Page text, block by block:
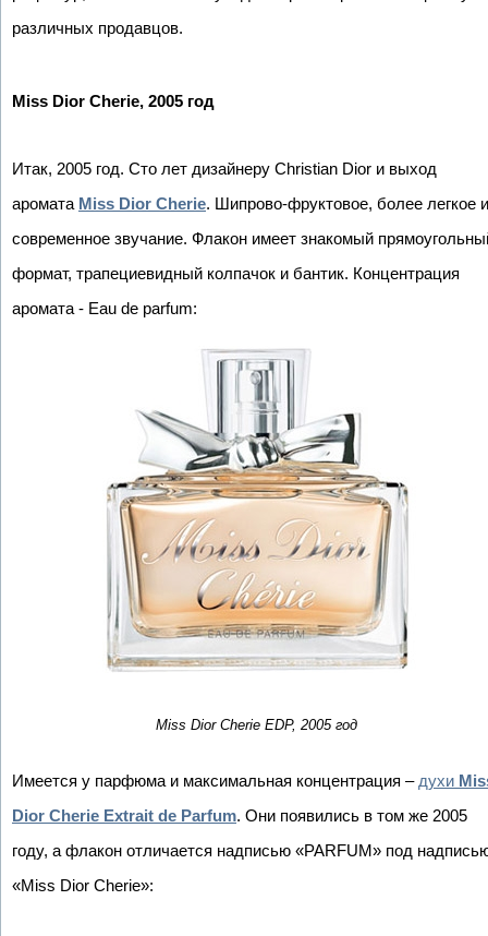
различных продавцов.
Miss Dior Cherie, 2005 год
Итак, 2005 год. Сто лет дизайнеру Christian Dior и выход
аромата Miss Dior Cherie. Шипрово-фруктовое, более легкое и
современное звучание. Флакон имеет знакомый
формат, трапециевидный колпачок и бантик. Концентрация
аромата - Eau de parfum:
Miss Dior Cherie EDP, 2005 год
Имеется у парфюма и максимальная концентрация –духи
Dior Cherie Extrait de Parfum. Они появились в том же 2005
году, а флакон отличается надписью «PARFUM» под
«Miss Dior Cherie»: